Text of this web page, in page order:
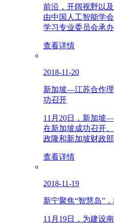
前沿，开阔视野以
由中国人工智能学
学习专业委员会承办
查看详情
2018-11-20
新加坡—江苏合作
功召开
11月20日，新加坡
在新加坡成功召开
政隆和新加坡财政
查看详情
2018-11-19
新宁聚焦“智慧岛”
11月19日，为建设